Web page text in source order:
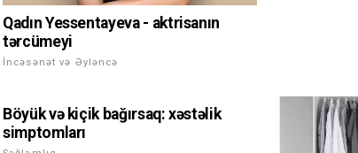
Qadın Yessentayeva - aktrisanın
tərcümeyi
İncəsənət və Əyləncə
Böyük və kiçik bağırsaq: xəstəlik
simptomları